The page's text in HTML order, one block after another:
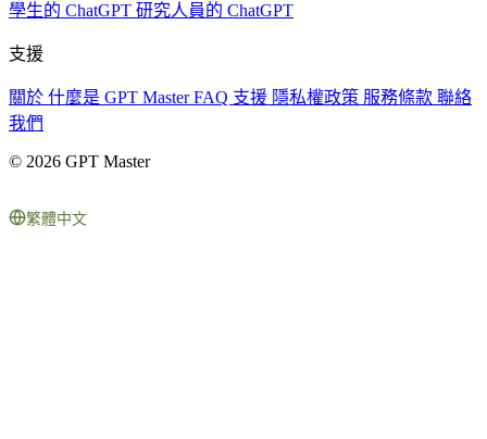
學生的 ChatGPT 研究人員的 ChatGPT
支援
關於 什麼是 GPT MasterFAQ 支援 隱私權政策 服務條款 聯絡
我們
© 2026 GPT Master
繁體中文